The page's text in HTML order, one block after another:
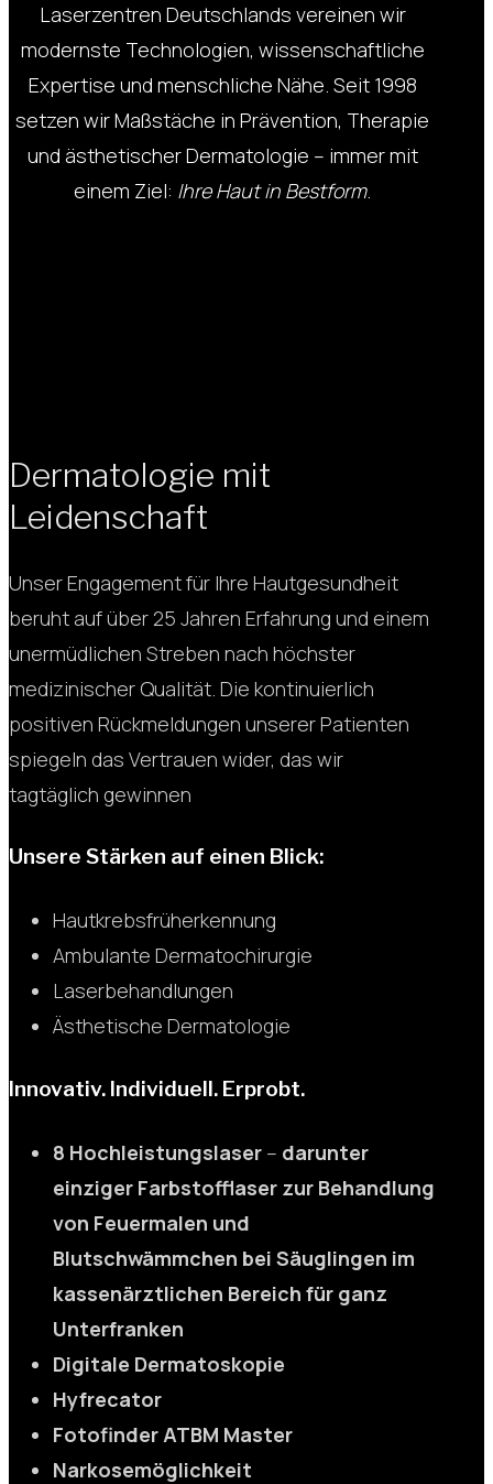
Laserzentren Deutschlands vereinen wir
modernste Technologien, wissenschaftliche
Expertise und menschliche Nähe. Seit 1998
setzen wir Maßstäche in Prävention, Therapie
und ästhetischer Dermatologie – immer mit
einem Ziel: Ihre Haut in Bestform.
Dermatologie mit
Leidenschaft
Unser Engagement für Ihre Hautgesundheit
beruht auf über 25 Jahren Erfahrung und einem
unermüdlichen Streben nach höchster
medizinischer Qualität. Die kontinuierlich
positiven Rückmeldungen unserer Patienten
spiegeln das Vertrauen wider, das wir
tagtäglich gewinnen
Unsere Stärken auf einen Blick:
Hautkrebsfrüherkennung
Ambulante Dermatochirurgie
Laserbehandlungen
Ästhetische Dermatologie
Innovativ. Individuell. Erprobt.
8 Hochleistungslaser – darunter
einziger Farbstofflaser zur Behandlung
von Feuermalen und
Blutschwämmchen bei Säuglingen im
kassenärztlichen Bereich für ganz
Unterfranken
Digitale Dermatoskopie
Hyfrecator
Fotofinder ATBM Master
Narkosemöglichkeit